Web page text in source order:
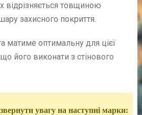
відрізняється товщиною
захисного покриття.
матиме оптимальну для цієї
його виконати з стінового
увагу на наступні марки: